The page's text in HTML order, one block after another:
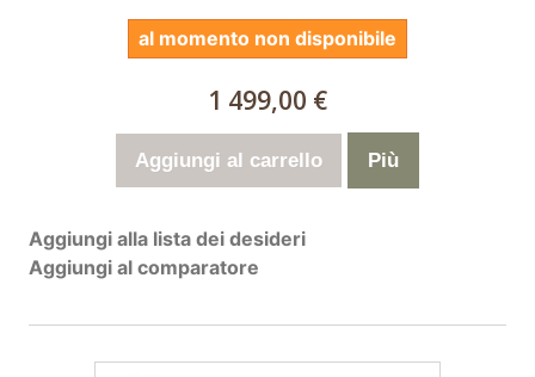
al momento non disponibile
1 499,00 €
Aggiungi al carrello Più
Aggiungi alla lista dei desideri
Aggiungi al comparatore